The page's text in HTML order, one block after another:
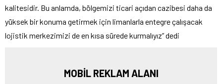
kalitesidir. Bu anlamda, bölgemizi ticari açıdan cazibesi daha da
yüksek bir konuma getirmek için limanlarla entegre çalışacak
lojistik merkezimizi de en kısa sürede kurmalıyız” dedi
MOBİL REKLAM ALANI